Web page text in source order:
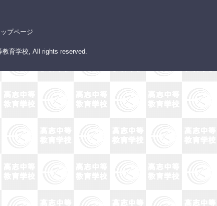
ップページ
育学校, All rights reserved.